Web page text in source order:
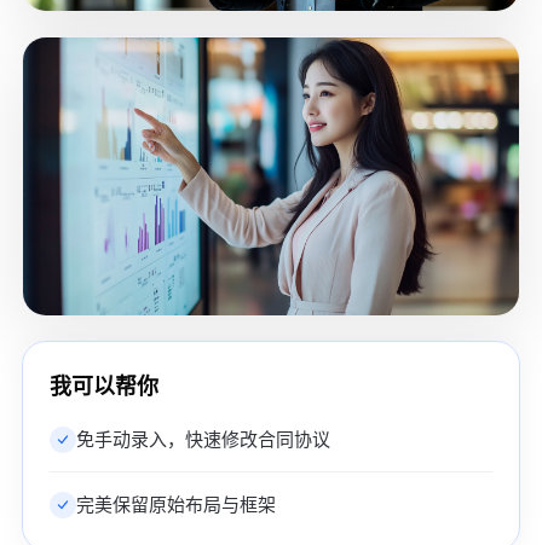
我可以帮你
免手动录入，快速修改合同协议
完美保留原始布局与框架